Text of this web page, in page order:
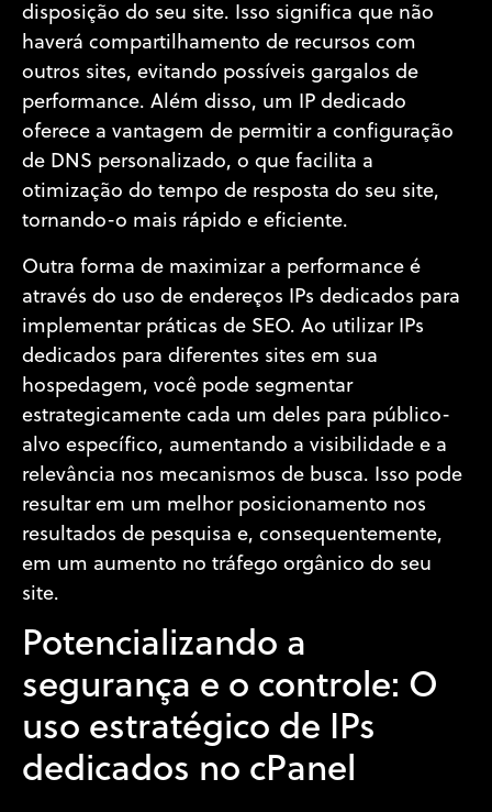
disposição do seu site. Isso significa que não
haverá compartilhamento de recursos com
outros sites, evitando possíveis gargalos de
performance. Além disso, um IP dedicado
oferece a vantagem de permitir a configuração
de DNS personalizado, o que facilita a
otimização do tempo de resposta do seu site,
tornando-o mais rápido e eficiente.
Outra forma de maximizar a performance é
através do uso de endereços IPs dedicados para
implementar práticas de SEO. Ao utilizar IPs
dedicados para diferentes sites em sua
hospedagem, você pode segmentar
estrategicamente cada um deles para público-
alvo específico, aumentando a visibilidade e a
relevância nos mecanismos de busca. Isso pode
resultar em um melhor posicionamento nos
resultados de pesquisa e, consequentemente,
em um aumento no tráfego orgânico do seu
site.
Potencializando a
segurança e o controle: O
uso estratégico de IPs
dedicados no cPanel